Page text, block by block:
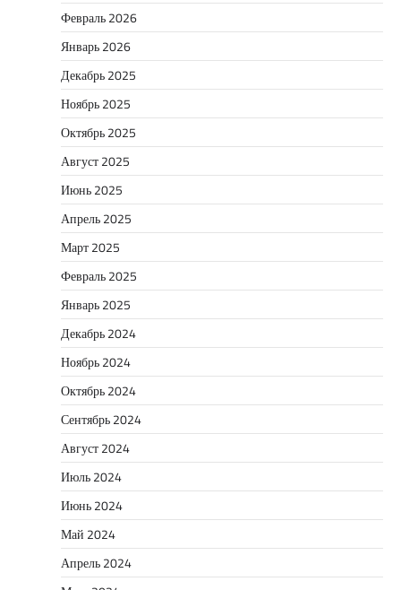
Февраль 2026
Январь 2026
Декабрь 2025
Ноябрь 2025
Октябрь 2025
Август 2025
Июнь 2025
Апрель 2025
Март 2025
Февраль 2025
Январь 2025
Декабрь 2024
Ноябрь 2024
Октябрь 2024
Сентябрь 2024
Август 2024
Июль 2024
Июнь 2024
Май 2024
Апрель 2024